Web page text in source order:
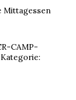
Mittagessen
CAMP-
Kategorie: